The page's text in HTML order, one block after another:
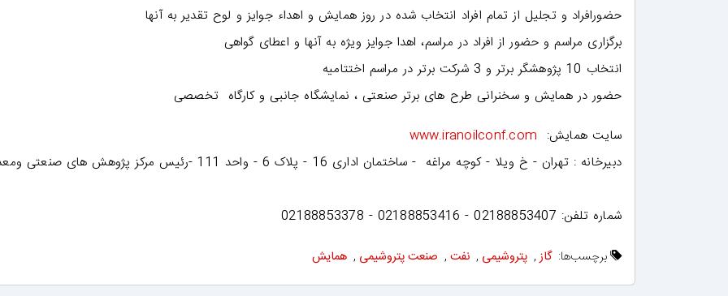
حضورافراد و تجلیل از تمام افراد انتخاب شده در روز همایش و اهداء جوایز و لوح تقدیر به آنها
برگزاری مراسم و حضور از افراد در مراسم، اهدا جوایز ویژه به آنها و اعطای گواهی
انتخاب 10 پژوهشگر برتر و 3 شرکت برتر در مراسم اختتامیه
حضور در همایش و سخنرانی طرح های برتر صنعتی ، نمایشگاه جانبی و کارگاه تخصصی
سایت همایش: www.iranoilconf.com​
دبیرخانه : تهران - خ ویلا - کوچه مراغه - ساختمان اداری 16 - پلاک 6 - واحد 111 -رئیس مرکز پژوهش های صنعتی ومعدنی
شماره تلفن: 02188853407 - 02188853416 - 02188853378​​
برچسب‌ها: گاز , پتروشیمی , نفت , صنعت پتروشیمی , همایش